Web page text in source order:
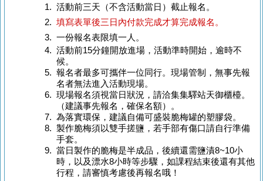
活動前三天（不含活動當日）截止報名。
填寫表單後三日內付款完成才算完成報名。
一份報名表限填一人。
活動前15分鐘開放進場，活動準時開始，逾時不
候。
報名者最多可攜伴一位同行。現場管制，無事先報
名者無法進入活動現場。
現場報名須視當日狀況，請洽集集驛站天御櫃檯。
（建議事先報名，確保名額）。
為落實環保，建議自備可盛裝脆梅罐的塑膠袋。
製作脆梅須以雙手搓鹽，若手部有傷口請自行準備
手套。
當日製作的脆梅是半成品，後續還需鹽漬8~10小
時，以及漂水8小時等步驟，如課程結束後還有其他
行程，請審慎考慮後再報名哦！